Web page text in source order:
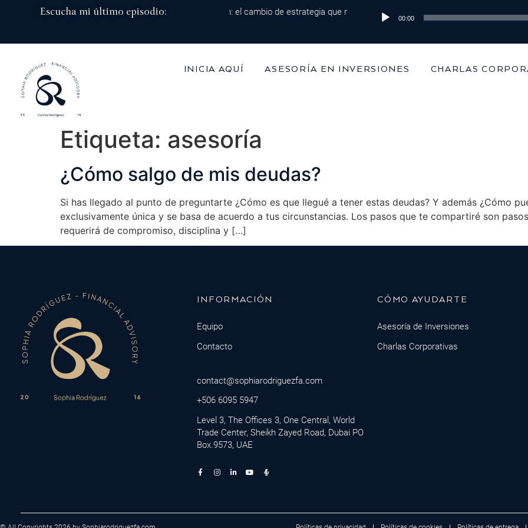
Escucha mi último episodio:
Episodio 215: De 100 mil dólares al millón: el cambio de estrategia que marca la diferencia Episodio 215: De 100 mil
Reproductor
00:00
INICIA AQUÍ ASESORÍA EN INVERSIONES CHARLAS
Etiqueta: asesoría
¿Cómo salgo de mis deudas?
Si has llegado al punto de preguntarte ¿Cómo es que llegué a tener estas deudas? Y además ¿Cómo
exclusivamente única y se basa de acuerdo a tus circunstancias. Los pasos que te compartiré son
requerirá de compromiso, disciplina y […]
INFORMACIÓN
Equipo
Contacto
contact@sophiarodriguezfa.com
+506 6095 5947
Level 3, The Offices 3, One Central, World
Trade Center, Sheikh Zayed Road, Dubai PO
Box.9573, UAE
CÓMO AYUDARTE
Asesoría de Inversiones
Charlas Corporativas